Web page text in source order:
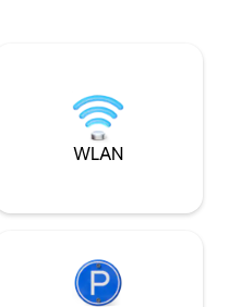
amerikanische
verfügt über
WLAN